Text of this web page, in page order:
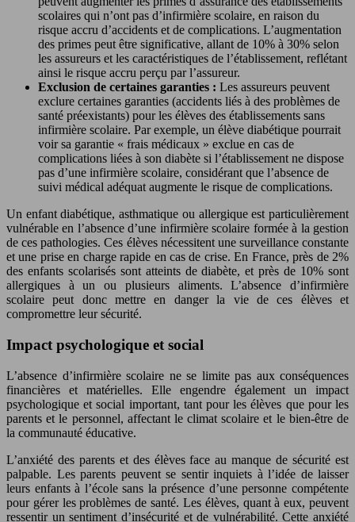
scolaires qui n’ont pas d’infirmière scolaire, en raison du
risque accru d’accidents et de complications. L’augmentation
des primes peut être significative, allant de 10% à 30% selon
les assureurs et les caractéristiques de l’établissement, reflétant
ainsi le risque accru perçu par l’assureur.
Exclusion de certaines garanties : Les assureurs peuvent
exclure certaines garanties (accidents liés à des problèmes de
santé préexistants) pour les élèves des établissements sans
infirmière scolaire. Par exemple, un élève diabétique pourrait
voir sa garantie « frais médicaux » exclue en cas de
complications liées à son diabète si l’établissement ne dispose
pas d’une infirmière scolaire, considérant que l’absence de
suivi médical adéquat augmente le risque de complications.
Un enfant diabétique, asthmatique ou allergique est particulièrement
vulnérable en l’absence d’une infirmière scolaire formée à la gestion
de ces pathologies. Ces élèves nécessitent une surveillance constante
et une prise en charge rapide en cas de crise. En France, près de 2%
des enfants scolarisés sont atteints de diabète, et près de 10% sont
allergiques à un ou plusieurs aliments. L’absence d’infirmière
scolaire peut donc mettre en danger la vie de ces élèves et
compromettre leur sécurité.
Impact psychologique et social
L’absence d’infirmière scolaire ne se limite pas aux conséquences
financières et matérielles. Elle engendre également un impact
psychologique et social important, tant pour les élèves que pour les
parents et le personnel, affectant le climat scolaire et le bien-être de
la communauté éducative.
L’anxiété des parents et des élèves face au manque de sécurité est
palpable. Les parents peuvent se sentir inquiets à l’idée de laisser
leurs enfants à l’école sans la présence d’une personne compétente
pour gérer les problèmes de santé. Les élèves, quant à eux, peuvent
ressentir un sentiment d’insécurité et de vulnérabilité. Cette anxiété